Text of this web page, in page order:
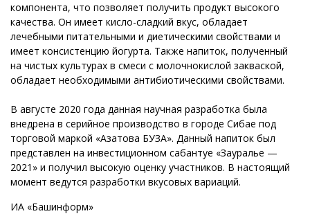
компонента, что позволяет получить продукт высокого
качества. Он имеет кисло-сладкий вкус, обладает
лечебными питательными и диетическими свойствами и
имеет консистенцию йогурта. Также напиток, полученный
на чистых культурах в смеси с молочнокислой закваской,
обладает необходимыми антибиотическими свойствами.
В августе 2020 года данная научная разработка была
внедрена в серийное производство в городе Сибае под
торговой маркой «Азатова БУЗА». Данный напиток был
представлен на инвестиционном сабантуе «Зауралье —
2021» и получил высокую оценку участников. В настоящий
момент ведутся разработки вкусовых вариаций.
ИА «Башинформ»